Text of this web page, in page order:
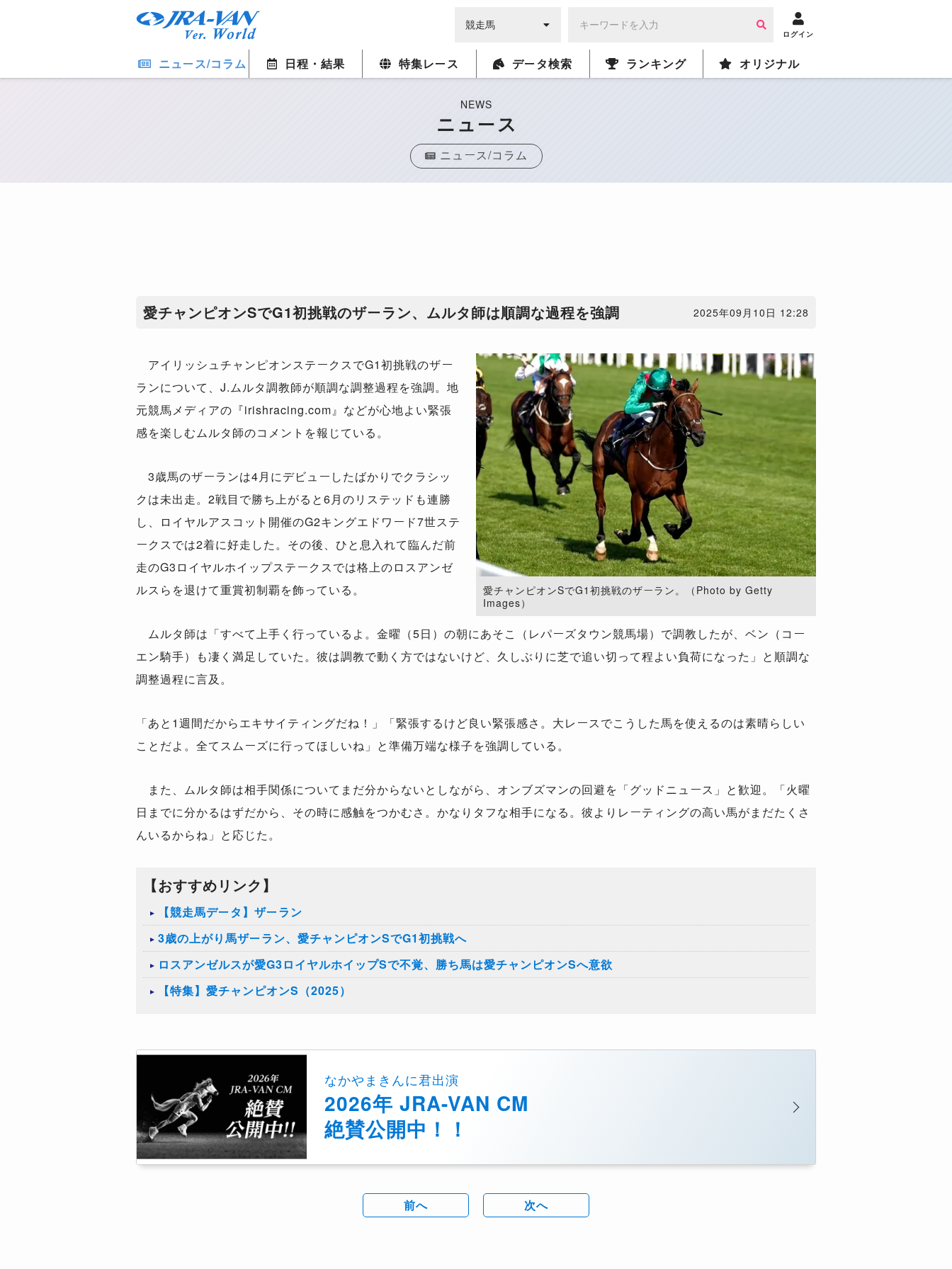
ログイン
ニュース/コラム 日程・結果 特集レース データ検索 ランキング オリジナル
NEWS
ニュース
ニュース/コラム
愛チャンピオンSでG1初挑戦のザーラン、ムルタ師は順調な過程を強調 2025年09月10日 12:28
愛チャンピオンSでG1初挑戦のザーラン。（Photo by Getty
Images）
アイリッシュチャンピオンステークスでG1初挑戦のザー
ランについて、J.ムルタ調教師が順調な調整過程を強調。地
元競馬メディアの『irishracing.com』などが心地よい緊張
感を楽しむムルタ師のコメントを報じている。
3歳馬のザーランは4月にデビューしたばかりでクラシッ
クは未出走。2戦目で勝ち上がると6月のリステッドも連勝
し、ロイヤルアスコット開催のG2キングエドワード7世ステ
ークスでは2着に好走した。その後、ひと息入れて臨んだ前
走のG3ロイヤルホイップステークスでは格上のロスアンゼ
ルスらを退けて重賞初制覇を飾っている。
ムルタ師は「すべて上手く行っているよ。金曜（5日）の朝にあそこ（レパーズタウン競馬場）で調教したが、ベン（コー
エン騎手）も凄く満足していた。彼は調教で動く方ではないけど、久しぶりに芝で追い切って程よい負荷になった」と順調な
調整過程に言及。
「あと1週間だからエキサイティングだね！」「緊張するけど良い緊張感さ。大レースでこうした馬を使えるのは素晴らしい
ことだよ。全てスムーズに行ってほしいね」と準備万端な様子を強調している。
また、ムルタ師は相手関係についてまだ分からないとしながら、オンブズマンの回避を「グッドニュース」と歓迎。「火曜
日までに分かるはずだから、その時に感触をつかむさ。かなりタフな相手になる。彼よりレーティングの高い馬がまだたくさ
んいるからね」と応じた。
【おすすめリンク】
【競走馬データ】ザーラン
3歳の上がり馬ザーラン、愛チャンピオンSでG1初挑戦へ
ロスアンゼルスが愛G3ロイヤルホイップSで不覚、勝ち馬は愛チャンピオンSへ意欲
【特集】愛チャンピオンS（2025）
なかやまきんに君出演
2026年 JRA-VAN CM
絶賛公開中！！
前へ 次へ